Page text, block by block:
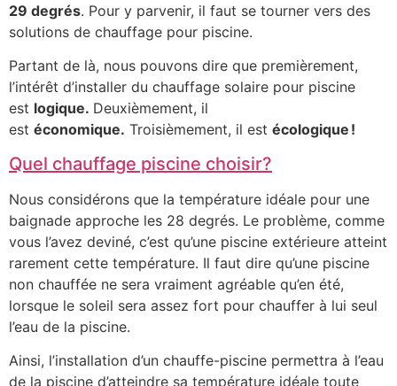
29 degrés. Pour y parvenir, il faut se tourner vers des
solutions de chauffage pour piscine.
Partant de là, nous pouvons dire que premièrement,
l’intérêt d’installer du chauffage solaire pour piscine
est logique. Deuxièmement, il
est économique. Troisièmement, il est écologique !
Quel chauffage piscine choisir?
Nous considérons que la température idéale pour une
baignade approche les 28 degrés. Le problème, comme
vous l’avez deviné, c’est qu’une piscine extérieure atteint
rarement cette température. Il faut dire qu’une piscine
non chauffée ne sera vraiment agréable qu’en été,
lorsque le soleil sera assez fort pour chauffer à lui seul
l’eau de la piscine.
Ainsi, l’installation d’un chauffe-piscine permettra à l’eau
de la piscine d’atteindre sa température idéale toute